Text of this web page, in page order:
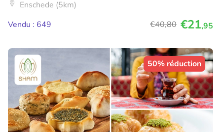
Enschede (5km)
Vendu : 649
€40,80 €21,95
50% réduction